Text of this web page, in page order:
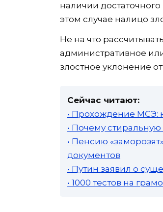
наличии
этом случае налицо
Не на что
административное
злостное уклонение
Сейчас читают:
• Прохождение МСЭ:
• Почему
• Пенсию
документов
• Путин заявил о
• 1000 тестов на